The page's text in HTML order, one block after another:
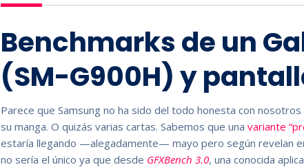
Benchmarks de un
(SM-G900H) y
Parece que Samsung no ha sido del todo honesta con
su manga. O quizás varias cartas. Sabemos que unavariante
estaría llegando —alegadamente— mayo pero según revelan
no sería el único ya que desde GFXBench 3.0, una conocida